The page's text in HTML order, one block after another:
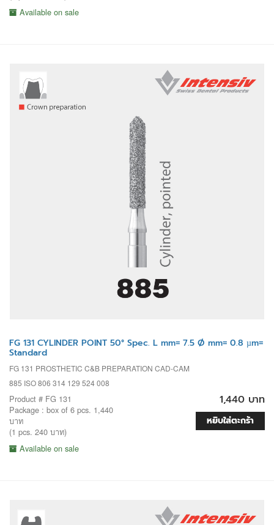
Available on sale
FG 131 CYLINDER POINT 50° Spec. L mm= 7.5 Ø mm= 0.8 µm=
Standard
FG 131 PROSTHETIC C&B PREPARATION CAD-CAM
885 ISO 806 314 129 524 008
Product # FG 131
Package : box of 6 pcs. 1,440
บาท
(1 pcs. 240 บาท)
Available on sale
1,440 บาท
หยิบใส่ตะกร้า